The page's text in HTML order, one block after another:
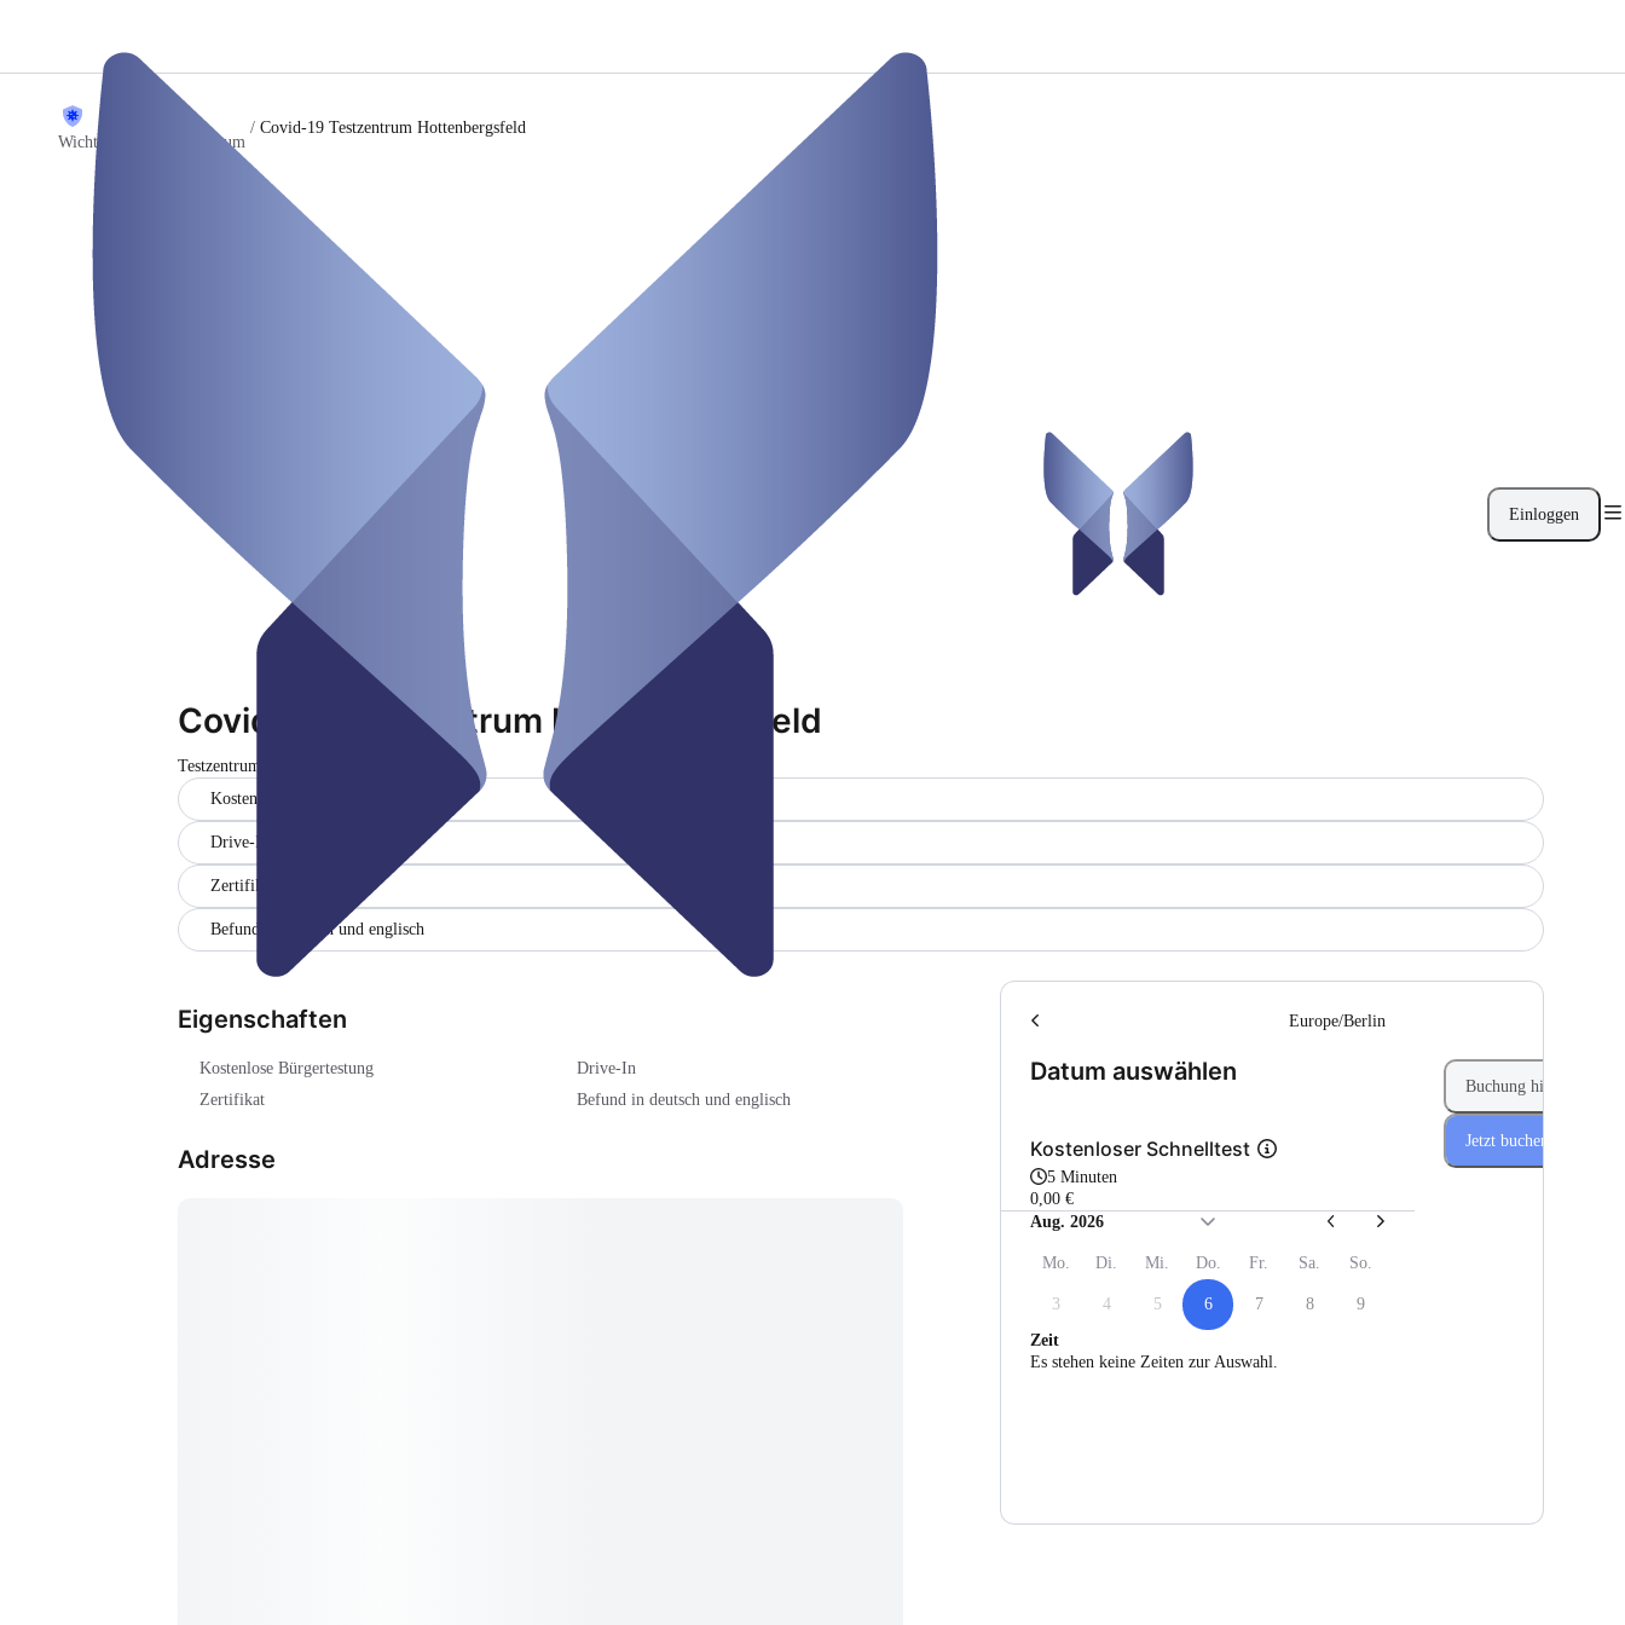
Einloggen
Wicht&Winter Testzentrum
/ Covid-19 Testzentrum Hottenbergsfeld
Covid-19 Testzentrum Hottenbergsfeld
Testzentrum
Kostenlose Bürgertestung
Drive-In
Zertifikat
Befund in deutsch und englisch
Eigenschaften
Kostenlose Bürgertestung
Drive-In
Zertifikat
Befund in deutsch und englisch
Adresse
Datum auswählen
Europe/Berlin
Kostenloser Schnelltest
5 Minuten
0,00 €
Aug. 2026
Mo. Di. Mi. Do. Fr. Sa. So.
3 4 5 6 7 8
9
Zeit
Es stehen keine Zeiten zur Auswahl.
Buchung hinzufügen
Jetzt buchen